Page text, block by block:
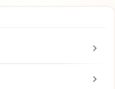
chevron_right
chevron_right